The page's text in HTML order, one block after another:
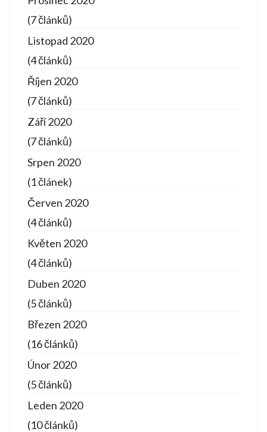
(7 článků)
Listopad 2020
(4 článků)
Říjen 2020
(7 článků)
Září 2020
(7 článků)
Srpen 2020
(1 článek)
Červen 2020
(4 článků)
Květen 2020
(4 článků)
Duben 2020
(5 článků)
Březen 2020
(16 článků)
Únor 2020
(5 článků)
Leden 2020
(10 článků)